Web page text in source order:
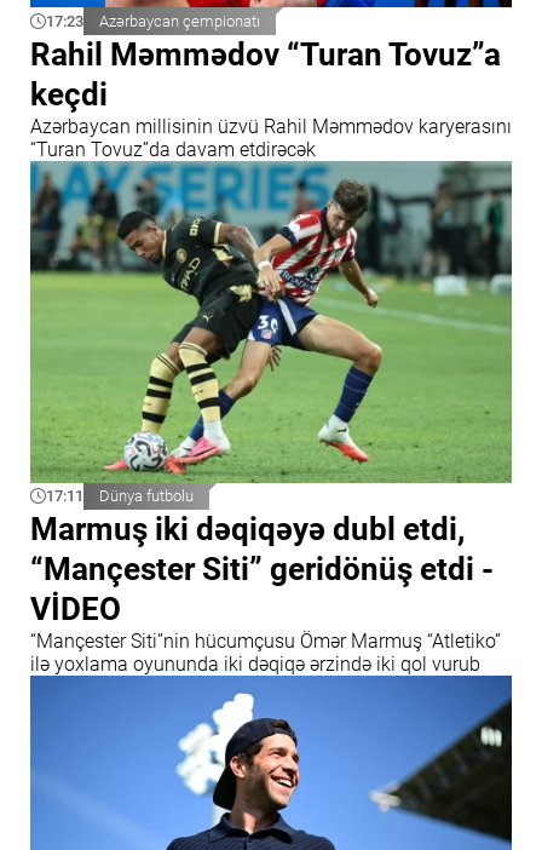
17:23 Azərbaycan çempionatı
Rahil Məmmədov “Turan Tovuz”a
keçdi
Azərbaycan millisinin üzvü Rahil Məmmədov karyerasını
“Turan Tovuz”da davam etdirəcək
17:11 Dünya futbolu
Marmuş iki dəqiqəyə dubl etdi,
“Mançester Siti” geridönüş etdi -
VİDEO
“Mançester Siti”nin hücumçusu Ömər Marmuş “Atletiko”
ilə yoxlama oyununda iki dəqiqə ərzində iki qol vurub